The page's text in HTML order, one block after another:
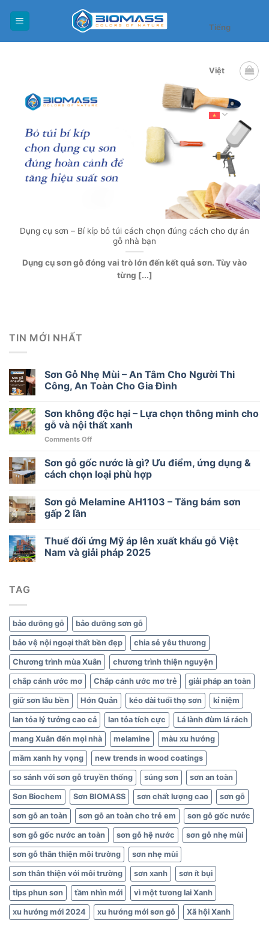
Tiếng
Việt
Dụng cụ sơn – Bí kíp bỏ túi cách chọn đúng cách cho dự án
gỗ nhà bạn
Dụng cụ sơn gỗ đóng vai trò lớn đến kết quả sơn. Tùy vào
từng [...]
TIN MỚI NHẤT
Sơn Gỗ Nhẹ Mùi – An Tâm Cho Người Thi
Công, An Toàn Cho Gia Đình
Sơn không độc hại – Lựa chọn thông minh cho
gỗ và nội thất xanh
Comments Offon
không
độc
hại
Lựa
cho
gỗ
Sơn gỗ gốc nước là gì? Ưu điểm, ứng dụng &
cách chọn loại phù hợp
Sơn gỗ Melamine AH1103 – Tăng bám sơn
gấp 2 lần
Thuế đối ứng Mỹ áp lên xuất khẩu gỗ Việt
Nam và giải pháp 2025
TAG
bảo dưỡng gỗ bảo dưỡng sơn gỗ
bảo vệ nội ngoại thất bền đẹp chia sẻ yêu thương
Chương trình mùa Xuân chương trình thiện nguyện
chắp cánh ước mơ Chắp cánh ước mơ trẻ giải pháp an toàn
giữ sơn lâu bền Hớn Quản kéo dài tuổi thọ sơn kỉ niệm
lan tỏa lý tưởng cao cả lan tỏa tích cực Lá lành đùm lá rách
mang Xuân đến mọi nhà melamine màu xu hướng
mầm xanh hy vọng new trends in wood coatings
so sánh với sơn gỗ truyền thống súng sơn sơn an toàn
Sơn Biochem Sơn BIOMASS sơn chất lượng cao sơn gỗ
sơn gỗ an toàn sơn gỗ an toàn cho trẻ em sơn gỗ gốc nước
sơn gỗ gốc nước an toàn sơn gỗ hệ nước sơn gỗ nhẹ mùi
sơn gỗ thân thiện môi trường sơn nhẹ mùi
sơn thân thiện với môi trường sơn xanh sơn ít bụi
tips phun sơn tầm nhìn mới vì một tương lai Xanh
xu hướng mới 2024 xu hướng mới sơn gỗ Xã hội Xanh